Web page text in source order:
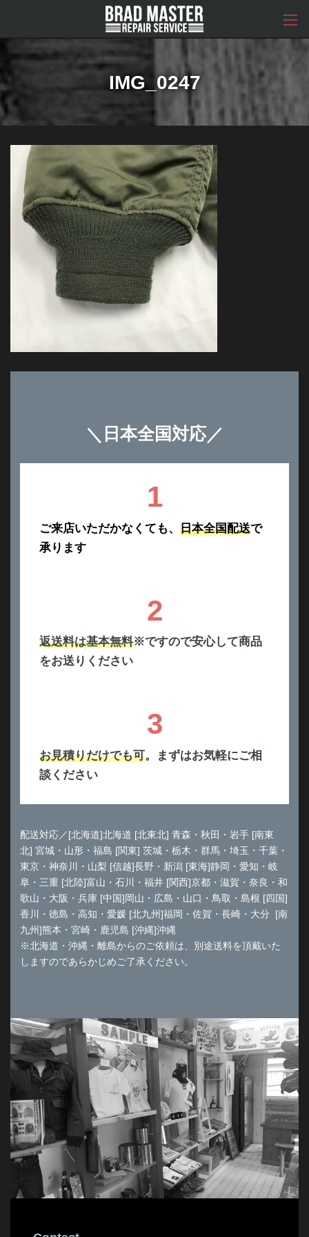
ン
キ
ッ
プ
ー
に
移
動
IMG_0247
＼ 日本全国対応／
1
ご来店いただかなくても、 日本全国配送で
承ります
2
返送料は基本無料※ですので安心して商品
をお送りください
3
お見積りだけでも可。まずはお気軽にご相
談ください
配送対応／[北海道]北海道 [北東北] 青森・秋田・岩手 [南東
北] 宮城・山形・福島 [関東] 茨城・栃木・群馬・埼玉・千葉・
東京・神奈川・山梨 [信越]長野・新潟 [東海]静岡・愛知・岐
阜・三重 [北陸]富山・石川・福井 [関西]京都・滋賀・奈良・和
歌山・大阪・兵庫 [中国]岡山・広島・山口・鳥取・島根 [四国]
香川・徳島・高知・愛媛 [北九州]福岡・佐賀・長崎・大分 [南
九州]熊本・宮崎・鹿児島 [沖縄]沖縄
※北海道・沖縄・離島からのご依頼は、別途送料を頂戴いた
しますのであらかじめご了承ください。